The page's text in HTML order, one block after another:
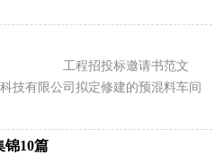
是小编帮大家整理的学会...
工程招投标邀请书范文
限公司拟定修建的预混料车间
标人初审贵公司符...
锦10篇